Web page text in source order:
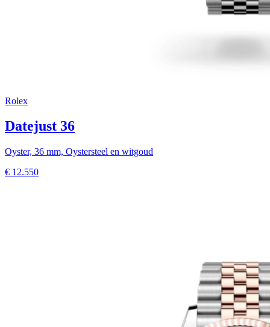
Rolex
Datejust 36
Oyster, 36 mm, Oystersteel en witgoud
€ 12.550